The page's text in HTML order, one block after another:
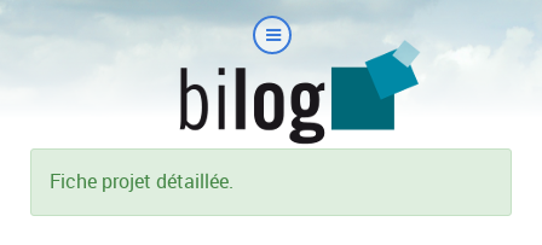
Fiche projet détaillée.